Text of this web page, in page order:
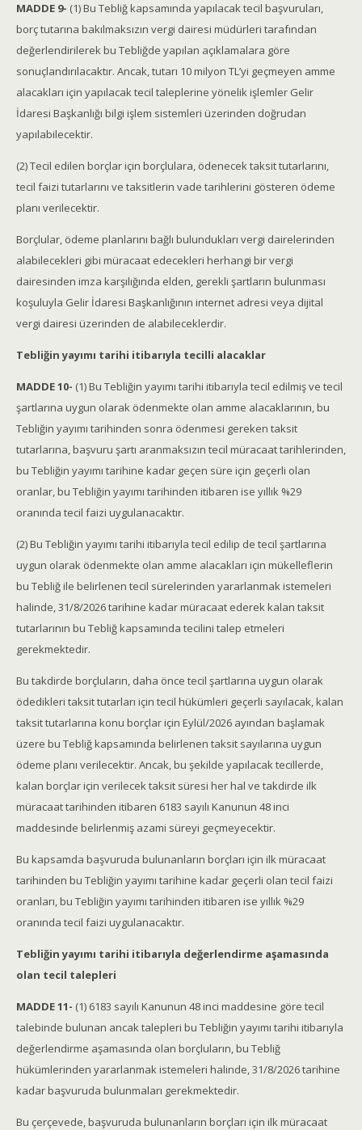
MADDE 9- (1) Bu Tebliğ kapsamında yapılacak tecil başvuruları,
borç tutarına bakılmaksızın vergi dairesi müdürleri tarafından
değerlendirilerek bu Tebliğde yapılan açıklamalara göre
sonuçlandırılacaktır. Ancak, tutarı 10 milyon TL’yi geçmeyen amme
alacakları için yapılacak tecil taleplerine yönelik işlemler Gelir
İdaresi Başkanlığı bilgi işlem sistemleri üzerinden doğrudan
yapılabilecektir.
(2) Tecil edilen borçlar için borçlulara, ödenecek taksit tutarlarını,
tecil faizi tutarlarını ve taksitlerin vade tarihlerini gösteren ödeme
planı verilecektir.
Borçlular, ödeme planlarını bağlı bulundukları vergi dairelerinden
alabilecekleri gibi müracaat edecekleri herhangi bir vergi
dairesinden imza karşılığında elden, gerekli şartların bulunması
koşuluyla Gelir İdaresi Başkanlığının internet adresi veya dijital
vergi dairesi üzerinden de alabileceklerdir.
Tebliğin yayımı tarihi itibarıyla tecilli alacaklar
MADDE 10- (1) Bu Tebliğin yayımı tarihi itibarıyla tecil edilmiş ve tecil
şartlarına uygun olarak ödenmekte olan amme alacaklarının, bu
Tebliğin yayımı tarihinden sonra ödenmesi gereken taksit
tutarlarına, başvuru şartı aranmaksızın tecil müracaat tarihlerinden,
bu Tebliğin yayımı tarihine kadar geçen süre için geçerli olan
oranlar, bu Tebliğin yayımı tarihinden itibaren ise yıllık %29
oranında tecil faizi uygulanacaktır.
(2) Bu Tebliğin yayımı tarihi itibarıyla tecil edilip de tecil şartlarına
uygun olarak ödenmekte olan amme alacakları için mükelleflerin
bu Tebliğ ile belirlenen tecil sürelerinden yararlanmak istemeleri
halinde, 31/8/2026 tarihine kadar müracaat ederek kalan taksit
tutarlarının bu Tebliğ kapsamında tecilini talep etmeleri
gerekmektedir.
Bu takdirde borçluların, daha önce tecil şartlarına uygun olarak
ödedikleri taksit tutarları için tecil hükümleri geçerli sayılacak, kalan
taksit tutarlarına konu borçlar için Eylül/2026 ayından başlamak
üzere bu Tebliğ kapsamında belirlenen taksit sayılarına uygun
ödeme planı verilecektir. Ancak, bu şekilde yapılacak tecillerde,
kalan borçlar için verilecek taksit süresi her hal ve takdirde ilk
müracaat tarihinden itibaren 6183 sayılı Kanunun 48 inci
maddesinde belirlenmiş azami süreyi geçmeyecektir.
Bu kapsamda başvuruda bulunanların borçları için ilk müracaat
tarihinden bu Tebliğin yayımı tarihine kadar geçerli olan tecil faizi
oranları, bu Tebliğin yayımı tarihinden itibaren ise yıllık %29
oranında tecil faizi uygulanacaktır.
Tebliğin yayımı tarihi itibarıyla değerlendirme aşamasında
olan tecil talepleri
MADDE 11- (1) 6183 sayılı Kanunun 48 inci maddesine göre tecil
talebinde bulunan ancak talepleri bu Tebliğin yayımı tarihi itibarıyla
değerlendirme aşamasında olan borçluların, bu Tebliğ
hükümlerinden yararlanmak istemeleri halinde, 31/8/2026 tarihine
kadar başvuruda bulunmaları gerekmektedir.
Bu çerçevede, başvuruda bulunanların borçları için ilk müracaat